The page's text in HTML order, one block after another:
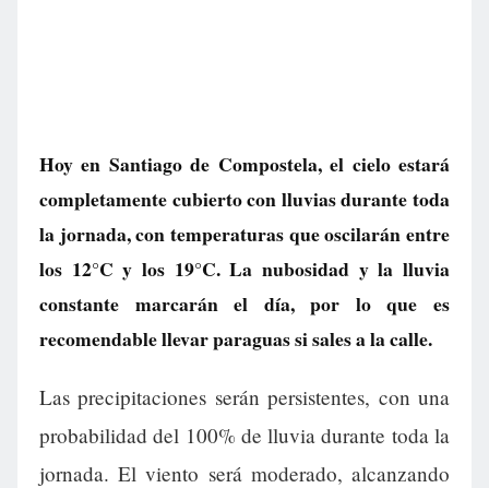
Hoy en Santiago de Compostela, el cielo estará
completamente cubierto con lluvias durante toda
la jornada, con temperaturas que oscilarán entre
los 12°C y los 19°C. La nubosidad y la lluvia
constante marcarán el día, por lo que es
recomendable llevar paraguas si sales a la calle.
Las precipitaciones serán persistentes, con una
probabilidad del 100% de lluvia durante toda la
jornada. El viento será moderado, alcanzando